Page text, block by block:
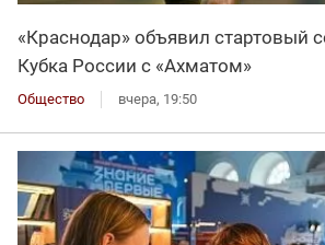
«Краснодар» объявил стартовый
Кубка России с «Ахматом»
Общество вчера, 19:50